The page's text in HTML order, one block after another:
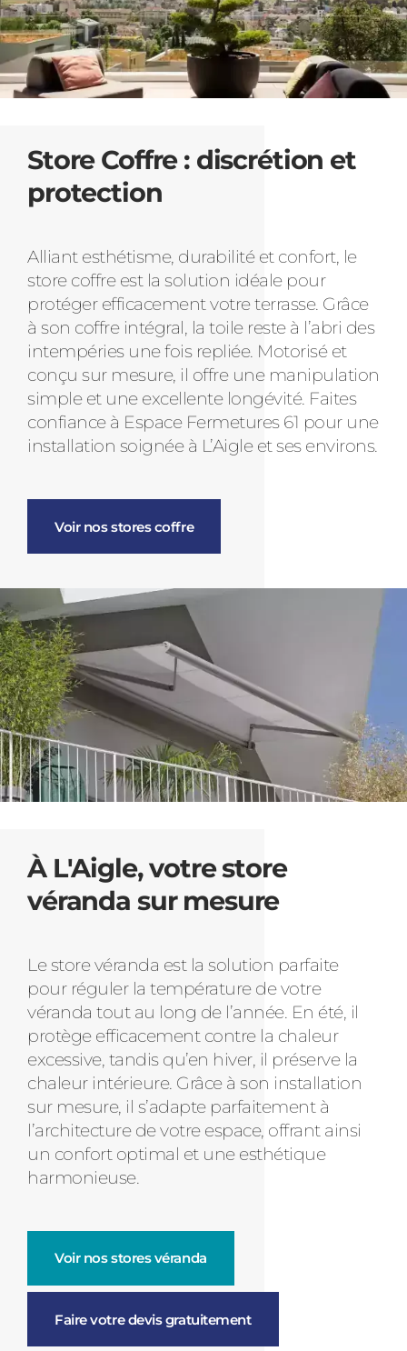
Store Coffre : discrétion et
protection
Alliant esthétisme, durabilité et confort, le
store coffre est la solution idéale pour
protéger efficacement votre terrasse. Grâce
à son coffre intégral, la toile reste à l’abri des
intempéries une fois repliée. Motorisé et
conçu sur mesure, il offre une manipulation
simple et une excellente longévité. Faites
confiance à Espace Fermetures 61 pour une
installation soignée à L’Aigle et ses environs.
Voir nos stores coffre
À L'Aigle, votre store
véranda sur mesure
Le store véranda est la solution parfaite
pour réguler la température de votre
véranda tout au long de l’année. En été, il
protège efficacement contre la chaleur
excessive, tandis qu’en hiver, il préserve la
chaleur intérieure. Grâce à son installation
sur mesure, il s’adapte parfaitement à
l’architecture de votre espace, offrant ainsi
un confort optimal et une esthétique
harmonieuse.
Voir nos stores véranda
Faire votre devis gratuitement